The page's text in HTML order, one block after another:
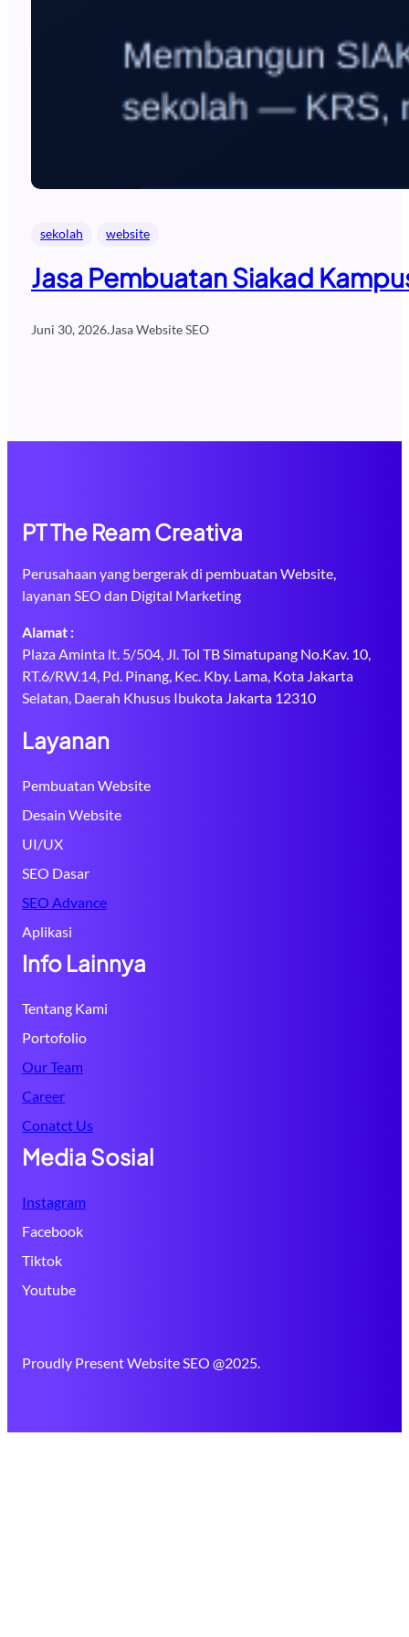
sekolah website
Jasa Pembuatan Siakad
Juni 30, 2026.Jasa Website SEO
PT The Ream Creativa
Perusahaan yang bergerak di pembuatan Website,
layanan SEO dan Digital Marketing
Alamat :
Plaza Aminta lt. 5/504, Jl. Tol TB Simatupang No.Kav. 10,
RT.6/RW.14, Pd. Pinang, Kec. Kby. Lama, Kota Jakarta
Selatan, Daerah Khusus Ibukota Jakarta 12310
Layanan
Pembuatan Website
Desain Website
UI/UX
SEO Dasar
SEO Advance
Aplikasi
Info Lainnya
Tentang Kami
Portofolio
Our Team
Career
Conatct Us
Media Sosial
Instagram
Facebook
Tiktok
Youtube
Proudly Present Website SEO @2025.